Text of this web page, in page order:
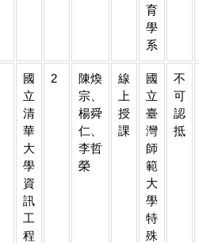
育
學
系
國
立
清
華
大
學
資
訊
工
程
2
陳煥
宗、
楊舜
仁、
李哲
榮
線
上
授
課
國
立
臺
灣
師
範
大
學
特
殊
不
可
認
抵